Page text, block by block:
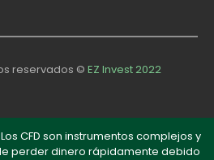
reservados © EZ Invest 2022
Los CFD son instrumentos complejos y
perder dinero rápidamente debido